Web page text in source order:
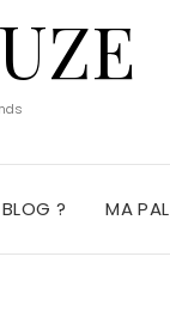
BLOG ? MA PAL